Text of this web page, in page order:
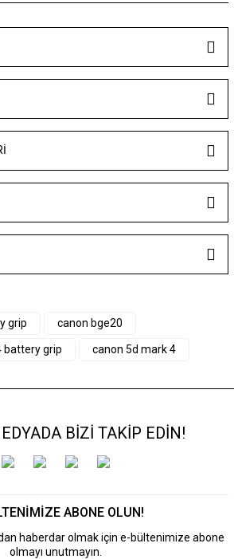
grip
canon bge20
battery grip canon 5d mark 4
BİZİ TAKİP EDİN!
ABONE OLUN!
haberdar olmak için e-bültenimize abone
olmayı unutmayın.